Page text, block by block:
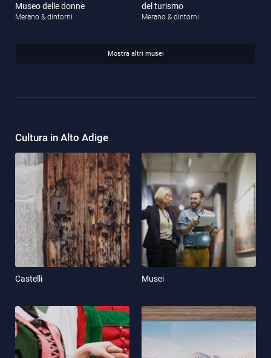
Museo delle donne
Merano & dintorni
del turismo
Merano & dintorni
Mostra altri musei
Cultura in Alto Adige
Castelli Musei